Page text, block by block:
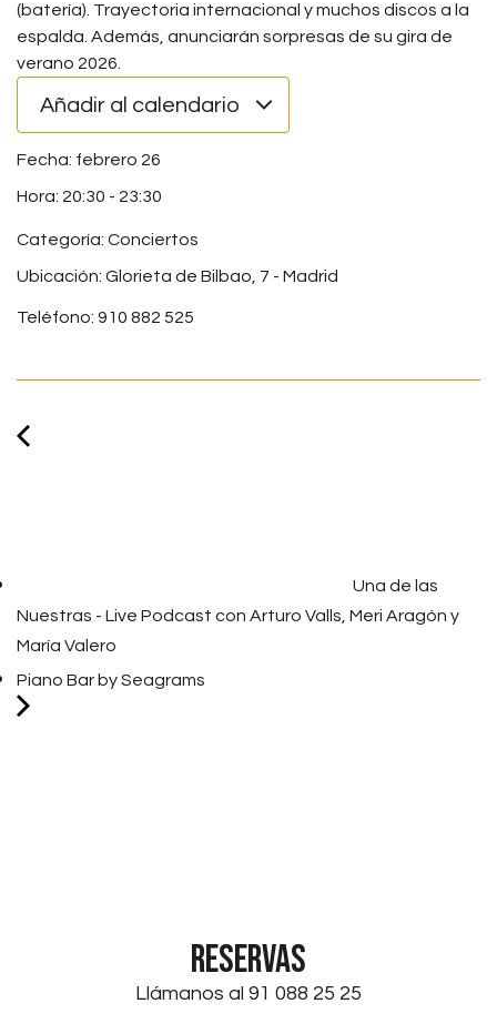
(batería). Trayectoria internacional y muchos discos a la
espalda. Además, anunciarán sorpresas de su gira de
verano 2026.
Añadir al calendario
febrero 26
20:30 - 23:30
Categoría: Conciertos
Ubicación: Glorieta de Bilbao, 7 - Madrid
Teléfono: 910 882 525
Una de las
Nuestras - Live Podcast con Arturo Valls, Meri Aragón y
María Valero
Piano Bar by Seagrams
RESERVAS
Llámanos al 91 088 25 25